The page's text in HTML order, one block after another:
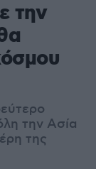
την
την Ασία
της